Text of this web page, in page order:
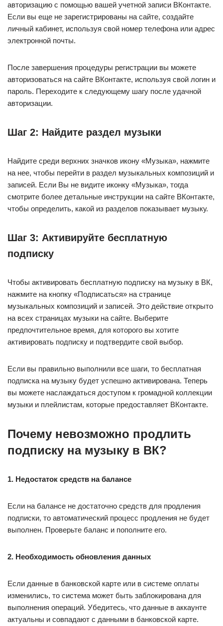
авторизацию с помощью вашей учетной записи ВКонтакте.
Если вы еще не зарегистрированы на сайте, создайте
личный кабинет, используя свой номер телефона или адрес
электронной почты.
После завершения процедуры регистрации вы можете
авторизоваться на сайте ВКонтакте, используя свой логин и
пароль. Переходите к следующему шагу после удачной
авторизации.
Шаг 2: Найдите раздел музыки
Найдите среди верхних значков икону «Музыка», нажмите
на нее, чтобы перейти в раздел музыкальных композиций и
записей. Если Вы не видите иконку «Музыка», тогда
смотрите более детальные инструкции на сайте ВКонтакте,
чтобы определить, какой из разделов показывает музыку.
Шаг 3: Активируйте бесплатную
подписку
Чтобы активировать бесплатную подписку на музыку в ВК,
нажмите на кнопку «Подписаться» на странице
музыкальных композиций и записей. Это действие открыто
на всех страницах музыки на сайте. Выберите
предпочтительное время, для которого вы хотите
активировать подписку и подтвердите свой выбор.
Если вы правильно выполнили все шаги, то бесплатная
подписка на музыку будет успешно активирована. Теперь
вы можете наслаждаться доступом к громадной коллекции
музыки и плейлистам, которые предоставляет ВКонтакте.
Почему невозможно продлить
подписку на музыку в ВК?
1. Недостаток средств на балансе
Если на балансе не достаточно средств для продления
подписки, то автоматический процесс продления не будет
выполнен. Проверьте баланс и пополните его.
2. Необходимость обновления данных
Если данные в банковской карте или в системе оплаты
изменились, то система может быть заблокирована для
выполнения операций. Убедитесь, что данные в аккаунте
актуальны и совпадают с данными в банковской карте.